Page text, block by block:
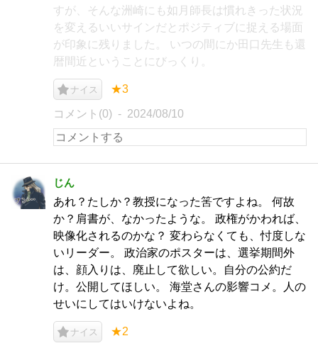
すが、そんな洲崎にも如月師長は慣れきった状況
を変えるいいサインだとポジティブに捉える場面
が印象に残りました。 いつの間にか田口先生も還
暦間近ということにびっくり。
ナイス ★3
コメント(0) 2024/08/10
じん
あれ？たしか？教授になった筈ですよね。 何故
か？肩書が、なかったような。 政権がかわれば、
映像化されるのかな？ 変わらなくても、忖度しな
いリーダー。 政治家のポスターは、選挙期間外
は、顔入りは、廃止して欲しい。自分の公約だ
け。公開してほしい。 海堂さんの影響コメ。人の
せいにしてはいけないよね。
ナイス ★2